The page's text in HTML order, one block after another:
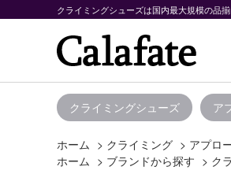
クライミングシューズは国内最大規模の品
クライミングシューズ ア
ホーム > クライミング > アプロ
ホーム > ブランドから探す > ク